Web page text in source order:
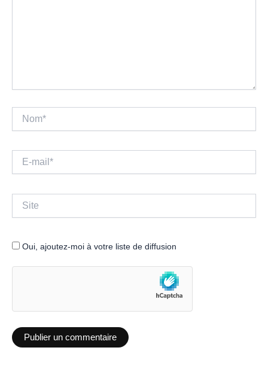
mail*
Oui, ajoutez-moi à votre liste de diffusion